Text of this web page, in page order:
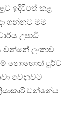
ඉදිරිපත් කළ
ගන්නට මම
උපාධි
වන්නේ ලංකාව
නොහොත් පූර්ව-
වෙනුවට
වන්නේය